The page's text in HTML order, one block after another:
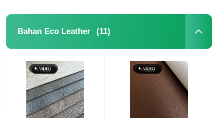
Bahan Eco Leather (11)